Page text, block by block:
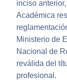
inciso
Académica
Ministerio de
Nacional de
reválida del
profesional.